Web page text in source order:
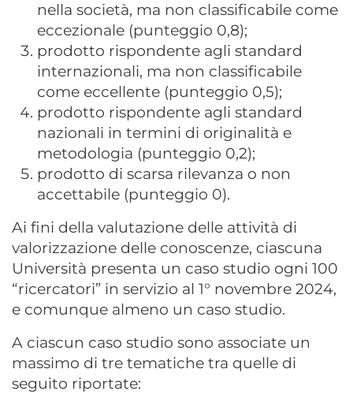
nella società, ma non classificabile come
eccezionale (punteggio 0,8);
prodotto rispondente agli standard
internazionali, ma non classificabile
come eccellente (punteggio 0,5);
prodotto rispondente agli standard
nazionali in termini di originalità e
metodologia (punteggio 0,2);
prodotto di scarsa rilevanza o non
accettabile (punteggio 0).
Ai fini della valutazione delle attività di
valorizzazione delle conoscenze, ciascuna
Università presenta un caso studio ogni 100
“ricercatori” in servizio al 1° novembre 2024,
e comunque almeno un caso studio.
A ciascun caso studio sono associate un
massimo di tre tematiche tra quelle di
seguito riportate: